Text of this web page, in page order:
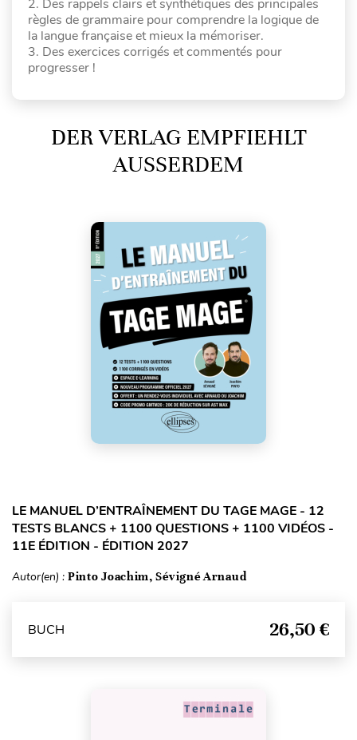
2. Des rappels clairs et synthétiques des principales
règles de grammaire pour comprendre la logique de
la langue française et mieux la mémoriser.
3. Des exercices corrigés et commentés pour
progresser !
DER VERLAG EMPFIEHLT
AUSSERDEM
LE MANUEL D’ENTRAÎNEMENT DU TAGE MAGE - 12
TESTS BLANCS + 1100 QUESTIONS + 1100 VIDÉOS -
11E ÉDITION - ÉDITION 2027
Autor(en) : Pinto Joachim, Sévigné Arnaud
BUCH 26,50 €